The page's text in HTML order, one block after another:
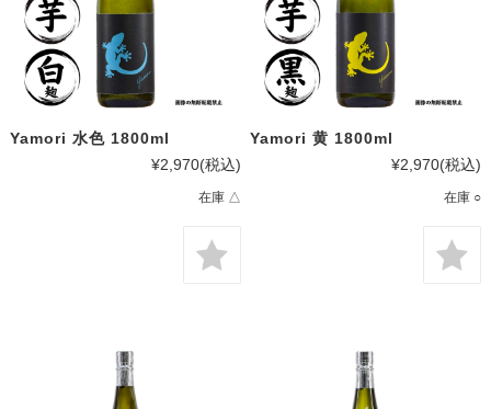
Yamori 水色 1800ml
¥2,970(税込)
在庫 △
Yamori 黄 1800ml
¥2,970(税込)
在庫 ○